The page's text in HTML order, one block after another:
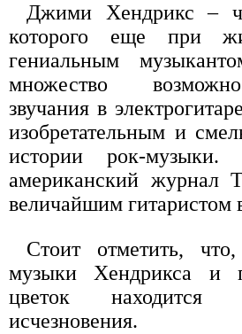
Джими Хендрикс –
которого еще при
гениальным
множество
звучания в
изобретательным и
истории рок-
американский журнал
величайшим гитаристом
Стоит отметить,
музыки Хендрикса и
цветок находится
исчезновения.